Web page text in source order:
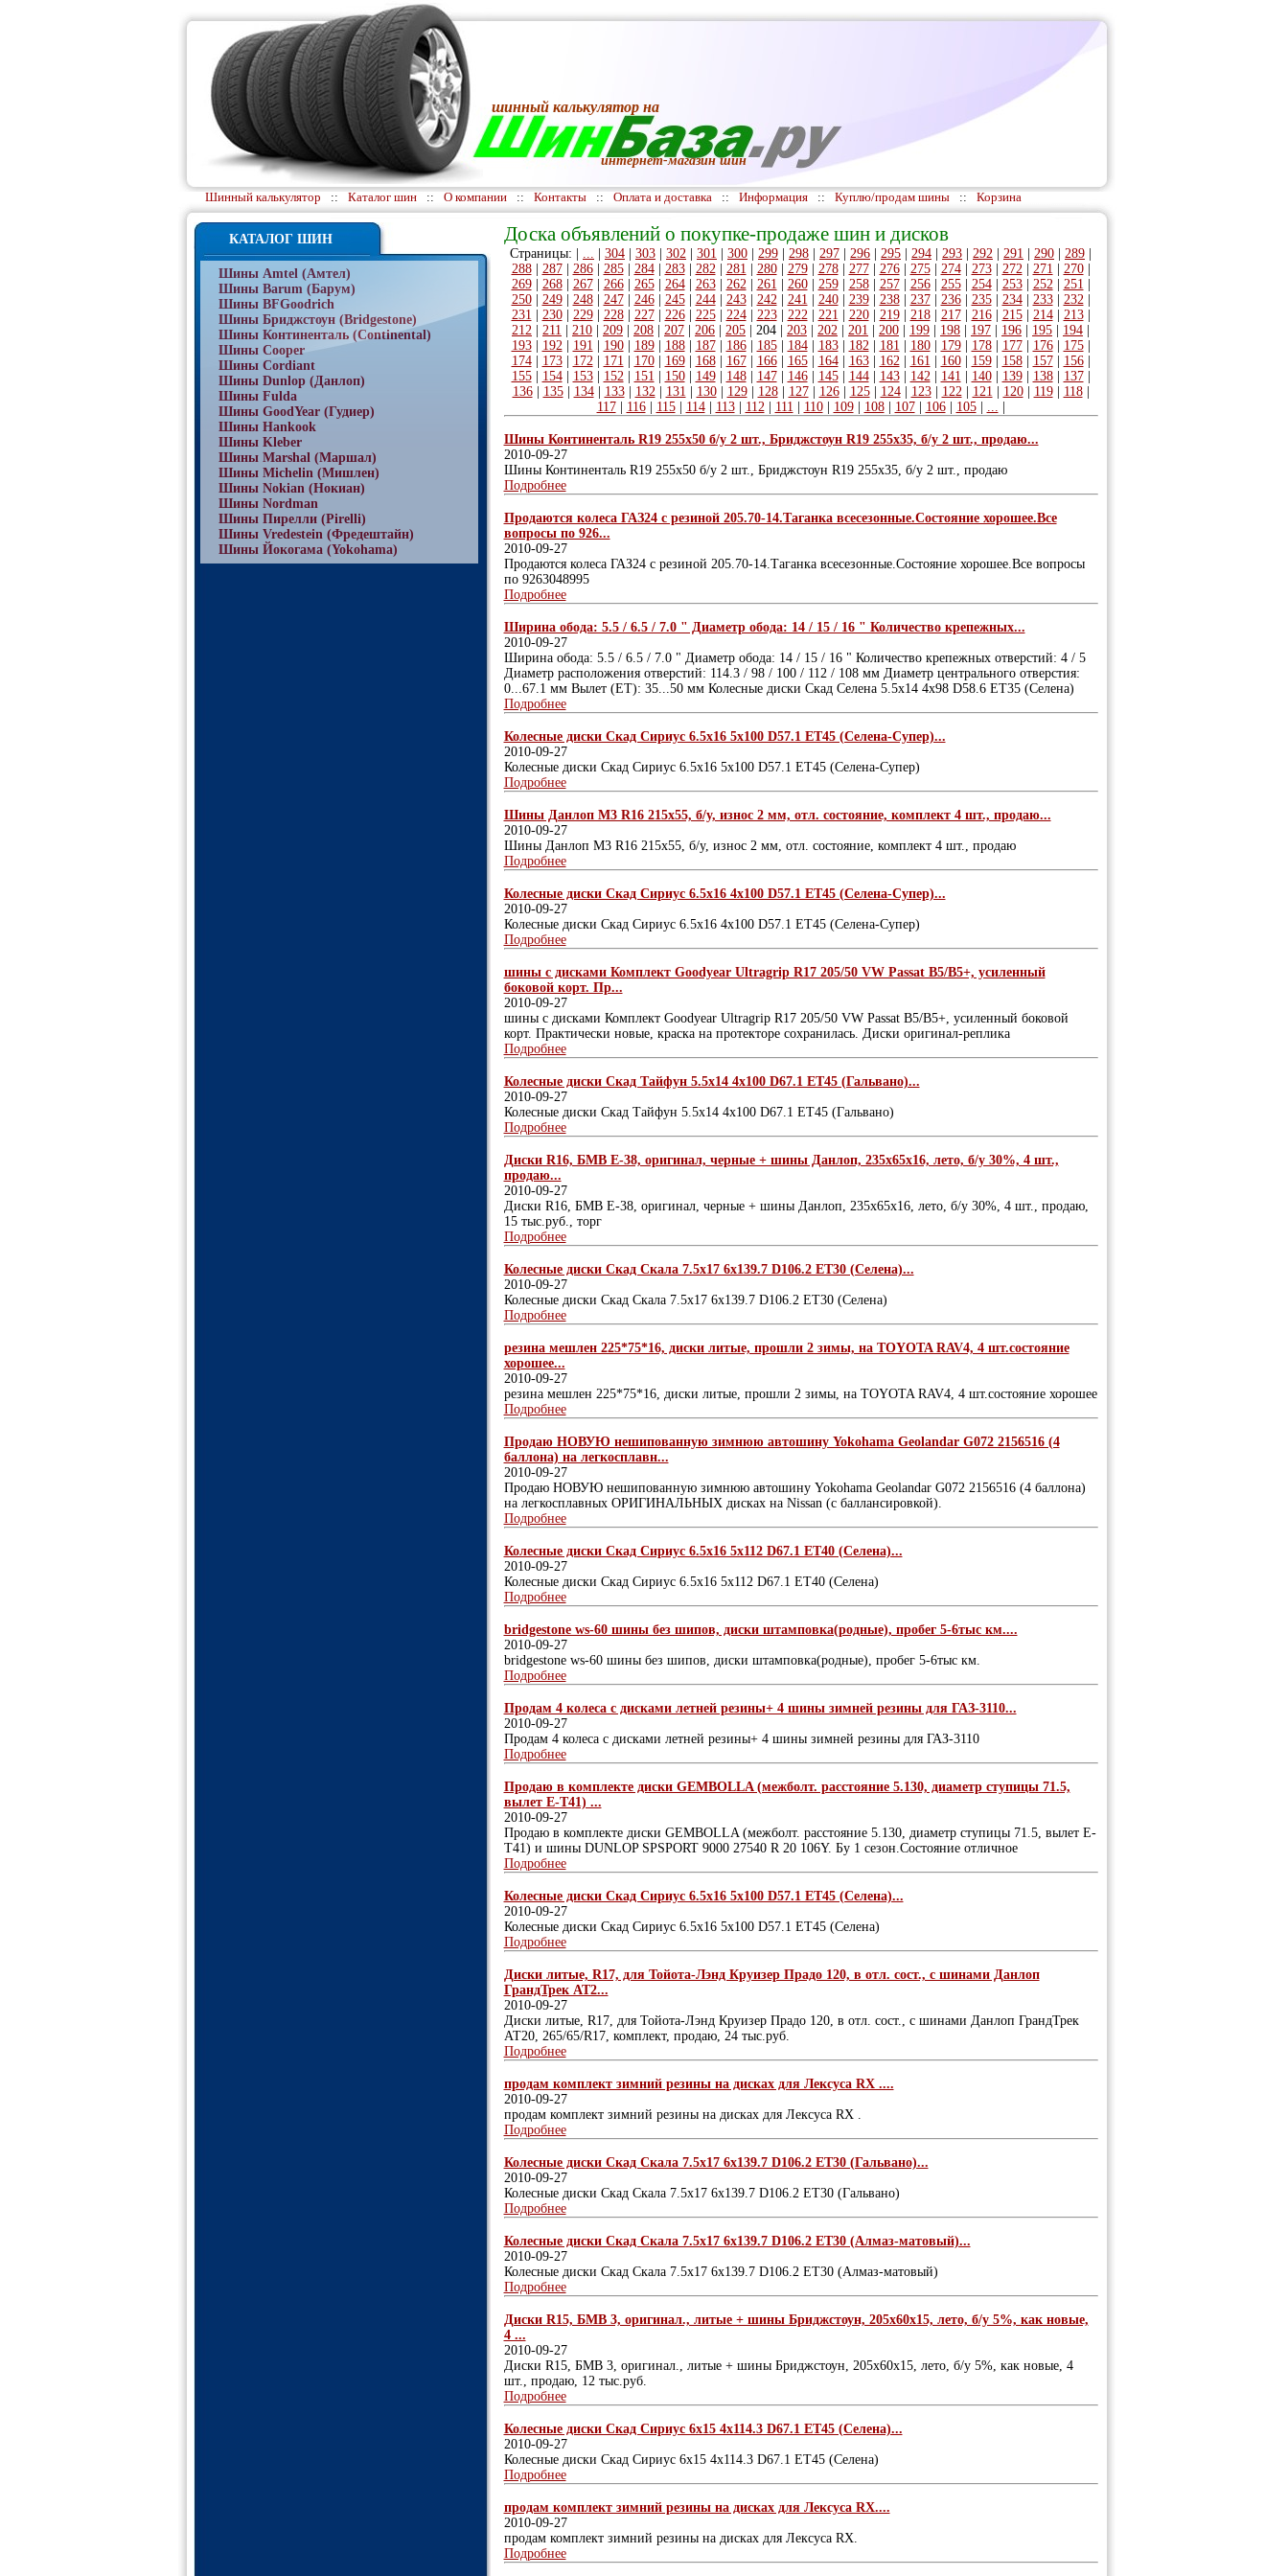
шинный калькуляторна
интернет-магазин шин
Шинный калькулятор :: Каталог шин :: О компании :: Контакты :: Оплата и доставка :: Информация :: Куплю/продам шины :: Корзина
КАТАЛОГ ШИН
Шины Amtel (Амтел)
Шины Barum (Барум)
Шины BFGoodrich
Шины Бриджстоун (Bridgestone)
Шины Континенталь (Continental)
Шины Cooper
Шины Cordiant
Шины Dunlop (Данлоп)
Шины Fulda
Шины GoodYear (Гудиер)
Шины Hankook
Шины Kleber
Шины Marshal (Маршал)
Шины Michelin (Мишлен)
Шины Nokian (Нокиан)
Шины Nordman
Шины Пирелли (Pirelli)
Шины Vredestein (Фредештайн)
Шины Йокогама (Yokohama)
Доска объявлений о покупке-продаже шин и дисков
Страницы: | ... 304 303 302 301 300 299 298 297 296 295 294 293 292 291 290 289
288| 287| 286| 285| 284| 283| 282| 281 280| 279| 278| 277| 276| 275| 274| 273| 272| 271 270|
269| 268| 267| 266| 265| 264| 263| 262| 261 260| 259| 258| 257| 256| 255| 254| 253| 252| 251
250| 249| 248| 247| 246| 245| 244| 243| 242| 241 240| 239| 238| 237| 236| 235| 234| 233| 232|
231
230| 229| 228| 227| 226| 225| 224| 223| 222| 221 220| 219| 218| 217| 216| 215| 214| 213|
212
211 210 209 208 207 206 205 204 203 202 201 200 199 198 197 196 195 194
193| 192| 191 190| 189| 188| 187| 186| 185| 184| 183| 182| 181 180| 179| 178| 177| 176| 175|
174| 173| 172| 171 170| 169| 168| 167| 166| 165| 164| 163| 162| 161 160| 159| 158| 157| 156|
155| 154| 153| 152| 151 150| 149| 148| 147| 146| 145| 144| 143| 142| 141 140| 139| 138| 137|
136| 135| 134| 133| 132| 131 130| 129| 128| 127| 126| 125| 124| 123| 122| 121 120| 119| 118|
117| 116| 115| 114| 113| 112| 111 110| 109| 108| 107| 106| 105| ...
Шины Континенталь R19 255х50 б/у 2 шт., Бриджстоун R19 255х35, б/у 2 шт., продаю...
2010-09-27
Шины Континенталь R19 255х50 б/у 2 шт., Бриджстоун R19 255х35, б/у 2 шт., продаю
Подробнее
Продаются колеса ГАЗ24 с резиной 205.70-14.Таганка всесезонные.Состояние хорошее.Все
вопросы по 926...
2010-09-27
Продаются колеса ГАЗ24 с резиной 205.70-14.Таганка всесезонные.Состояние хорошее.Все вопросы
по 9263048995
Подробнее
Ширина обода: 5.5 / 6.5 / 7.0 " Диаметр обода: 14 / 15 / 16 " Количество крепежных...
2010-09-27
Ширина обода: 5.5 / 6.5 / 7.0 " Диаметр обода: 14 / 15 / 16 " Количество крепежных отверстий: 4 / 5
Диаметр расположения отверстий: 114.3 / 98 / 100 / 112 / 108 мм Диаметр центрального отверстия:
0...67.1 мм Вылет (ET): 35...50 мм Колесные диски Скад Селена 5.5x14 4x98 D58.6 ET35 (Селена)
Подробнее
Колесные диски Скад Сириус 6.5x16 5x100 D57.1 ET45 (Селена-Супер)...
2010-09-27
Колесные диски Скад Сириус 6.5x16 5x100 D57.1 ET45 (Селена-Супер)
Подробнее
Шины Данлоп М3 R16 215х55, б/у, износ 2 мм, отл. состояние, комплект 4 шт., продаю...
2010-09-27
Шины Данлоп М3 R16 215х55, б/у, износ 2 мм, отл. состояние, комплект 4 шт., продаю
Подробнее
Колесные диски Скад Сириус 6.5x16 4x100 D57.1 ET45 (Селена-Супер)...
2010-09-27
Колесные диски Скад Сириус 6.5x16 4x100 D57.1 ET45 (Селена-Супер)
Подробнее
шины с дисками Комплект Goodyear Ultragrip R17 205/50 VW Passat B5/B5+, усиленный
боковой корт. Пр...
2010-09-27
шины с дисками Комплект Goodyear Ultragrip R17 205/50 VW Passat B5/B5+, усиленный боковой
корт. Практически новые, краска на протекторе сохранилась. Диски оригинал-реплика
Подробнее
Колесные диски Скад Тайфун 5.5x14 4x100 D67.1 ET45 (Гальвано)...
2010-09-27
Колесные диски Скад Тайфун 5.5x14 4x100 D67.1 ET45 (Гальвано)
Подробнее
Диски R16, БМВ Е-38, оригинал, черные + шины Данлоп, 235х65х16, лето, б/у 30%, 4 шт.,
продаю...
2010-09-27
Диски R16, БМВ Е-38, оригинал, черные + шины Данлоп, 235х65х16, лето, б/у 30%, 4 шт., продаю,
15 тыс.руб., торг
Подробнее
Колесные диски Скад Скала 7.5x17 6x139.7 D106.2 ET30 (Селена)...
2010-09-27
Колесные диски Скад Скала 7.5x17 6x139.7 D106.2 ET30 (Селена)
Подробнее
резина мешлен 225*75*16, диски литые, прошли 2 зимы, на TOYOTA RAV4, 4 шт.состояние
хорошее...
2010-09-27
резина мешлен 225*75*16, диски литые, прошли 2 зимы, на TOYOTA RAV4, 4 шт.состояние хорошее
Подробнее
Продаю НОВУЮ нешипованную зимнюю автошину Yokohama Geolandar G072 2156516 (4
баллона) на легкосплавн...
2010-09-27
Продаю НОВУЮ нешипованную зимнюю автошину Yokohama Geolandar G072 2156516 (4 баллона)
на легкосплавных ОРИГИНАЛЬНЫХ дисках на Nissan (с баллансировкой).
Подробнее
Колесные диски Скад Сириус 6.5x16 5x112 D67.1 ET40 (Селена)...
2010-09-27
Колесные диски Скад Сириус 6.5x16 5x112 D67.1 ET40 (Селена)
Подробнее
bridgestone ws-60 шины без шипов, диски штамповка(родные), пробег 5-6тыс км....
2010-09-27
bridgestone ws-60 шины без шипов, диски штамповка(родные), пробег 5-6тыс км.
Подробнее
Продам 4 колеса с дисками летней резины+ 4 шины зимней резины для ГАЗ-3110...
2010-09-27
Продам 4 колеса с дисками летней резины+ 4 шины зимней резины для ГАЗ-3110
Подробнее
Продаю в комплекте диски GEMBOLLA (межболт. расстояние 5.130, диаметр ступицы 71.5,
вылет Е-Т41) ...
2010-09-27
Продаю в комплекте диски GEMBOLLA (межболт. расстояние 5.130, диаметр ступицы 71.5, вылет Е-
Т41) и шины DUNLOP SPSPORT 9000 27540 R 20 106Y. Бу 1 сезон.Состояние отличное
Подробнее
Колесные диски Скад Сириус 6.5x16 5x100 D57.1 ET45 (Селена)...
2010-09-27
Колесные диски Скад Сириус 6.5x16 5x100 D57.1 ET45 (Селена)
Подробнее
Диски литые, R17, для Тойота-Лэнд Круизер Прадо 120, в отл. сост., с шинами Данлоп
ГрандТрек АТ2...
2010-09-27
Диски литые, R17, для Тойота-Лэнд Круизер Прадо 120, в отл. сост., с шинами Данлоп ГрандТрек
АТ20, 265/65/R17, комплект, продаю, 24 тыс.руб.
Подробнее
продам комплект зимний резины на дисках для Лексуса RX ....
2010-09-27
продам комплект зимний резины на дисках для Лексуса RX .
Подробнее
Колесные диски Скад Скала 7.5x17 6x139.7 D106.2 ET30 (Гальвано)...
2010-09-27
Колесные диски Скад Скала 7.5x17 6x139.7 D106.2 ET30 (Гальвано)
Подробнее
Колесные диски Скад Скала 7.5x17 6x139.7 D106.2 ET30 (Алмаз-матовый)...
2010-09-27
Колесные диски Скад Скала 7.5x17 6x139.7 D106.2 ET30 (Алмаз-матовый)
Подробнее
Диски R15, БМВ 3, оригинал., литые + шины Бриджстоун, 205х60х15, лето, б/у 5%, как новые,
4 ...
2010-09-27
Диски R15, БМВ 3, оригинал., литые + шины Бриджстоун, 205х60х15, лето, б/у 5%, как новые, 4
шт., продаю, 12 тыс.руб.
Подробнее
Колесные диски Скад Сириус 6x15 4x114.3 D67.1 ET45 (Селена)...
2010-09-27
Колесные диски Скад Сириус 6x15 4x114.3 D67.1 ET45 (Селена)
Подробнее
продам комплект зимний резины на дисках для Лексуса RX....
2010-09-27
продам комплект зимний резины на дисках для Лексуса RX.
Подробнее